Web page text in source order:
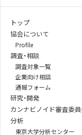
トップ
協会について
Profile
調査・相談
調査対象一覧
企業向け相談
通報フォーム
研究・開発
カンナビノイド審査委
分析
東京大学分析センター